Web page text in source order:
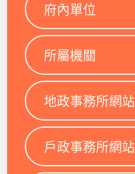
府內單位
所屬機關
地政事務所網站
戶政事務所網站